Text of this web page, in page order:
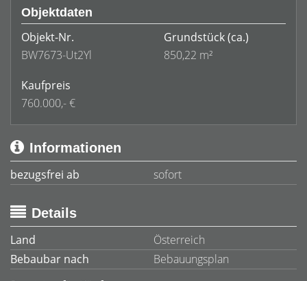
Objektdaten
Objekt-Nr.
BW7673-Ut2Yl
Grundstück(ca.)
850,22 m²
Kaufpreis
760.000,- €
Informationen
bezugsfrei ab
sofort
Details
Land
Österreich
Bebaubar nach
Bebauungsplan